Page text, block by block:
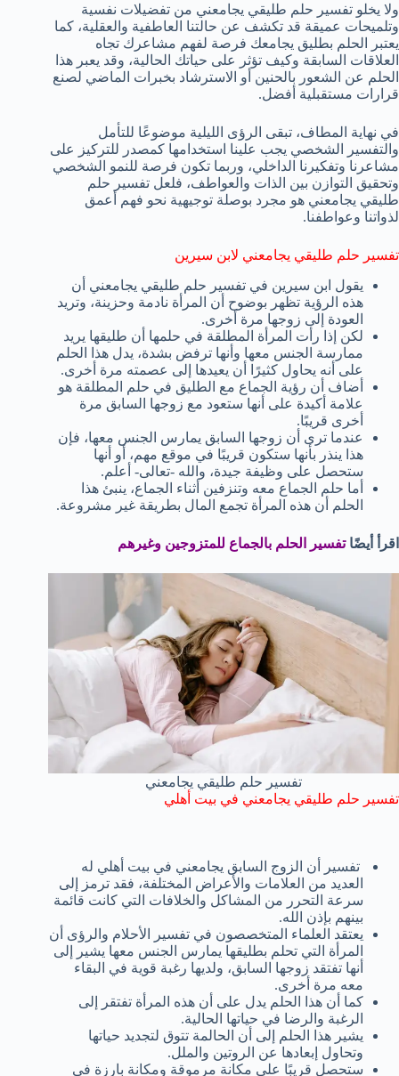
ولا يخلو تفسير حلم طليقي يجامعني من تفضيلات نفسية
وتلميحات عميقة قد تكشف عن حالتنا العاطفية والعقلية، كما
يعتبر الحلم بطليق يجامعك فرصة لفهم مشاعرك تجاه
العلاقات السابقة وكيف تؤثر على حياتك الحالية، وقد يعبر هذا
الحلم عن الشعور بالحنين أو الاسترشاد بخبرات الماضي لصنع
قرارات مستقبلية أفضل.
في نهاية المطاف، تبقى الرؤى الليلية موضوعًا للتأمل
والتفسير الشخصي يجب علينا استخدامها كمصدر للتركيز على
مشاعرنا وتفكيرنا الداخلي، وربما تكون فرصة للنمو الشخصي
وتحقيق التوازن بين الذات والعواطف، فلعل تفسير حلم
طليقي يجامعني هو مجرد بوصلة توجيهية نحو فهم أعمق
لذواتنا وعواطفنا.
تفسير حلم طليقي يجامعني لابن سيرين
يقول ابن سيرين في تفسير حلم طليقي يجامعني أن
هذه الرؤية تظهر بوضوح أن المرأة نادمة وحزينة، وتريد
العودة إلى زوجها مرة أخرى.
لكن إذا رأت المرأة المطلقة في حلمها أن طليقها يريد
ممارسة الجنس معها وأنها ترفض بشدة، يدل هذا الحلم
على أنه يحاول كثيرًا أن يعيدها إلى عصمته مرة أخرى.
أضاف أن رؤية الجماع مع الطليق في حلم المطلقة هو
علامة أكيدة على أنها ستعود مع زوجها السابق مرة
أخرى قريبًا.
عندما ترى أن زوجها السابق يمارس الجنس معها، فإن
هذا ينذر بأنها ستكون قريبًا في موقع مهم، أو أنها
ستحصل على وظيفة جيدة، والله -تعالى- أعلم.
أما حلم الجماع معه وتنزفين أثناء الجماع، ينبئ هذا
الحلم أن هذه المرأة تجمع المال بطريقة غير مشروعة.
اقرأ أيضًاتفسير الحلم بالجماع للمتزوجين وغيرهم
تفسير حلم طليقي يجامعني
تفسير حلم طليقي يجامعني في بيت أهلي
تفسير أن الزوج السابق يجامعني في بيت أهلي له
العديد من العلامات والأعراض المختلفة، فقد ترمز إلى
سرعة التحرر من المشاكل والخلافات التي كانت قائمة
بينهم بإذن الله.
يعتقد العلماء المتخصصون في تفسير الأحلام والرؤى أن
المرأة التي تحلم بطليقها يمارس الجنس معها يشير إلى
أنها تفتقد زوجها السابق، ولديها رغبة قوية في البقاء
معه مرة أخرى.
كما أن هذا الحلم يدل على أن هذه المرأة تفتقر إلى
الرغبة والرضا في حياتها الحالية.
يشير هذا الحلم إلى أن الحالمة تتوق لتجديد حياتها
وتحاول إبعادها عن الروتين والملل.
ستحصل قريبًا على مكانة مرموقة ومكانة بارزة في